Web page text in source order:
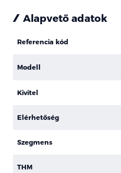
Alapvető adatok
Referencia kód
Modell
Kivitel
Elérhetőség
Szegmens
THM